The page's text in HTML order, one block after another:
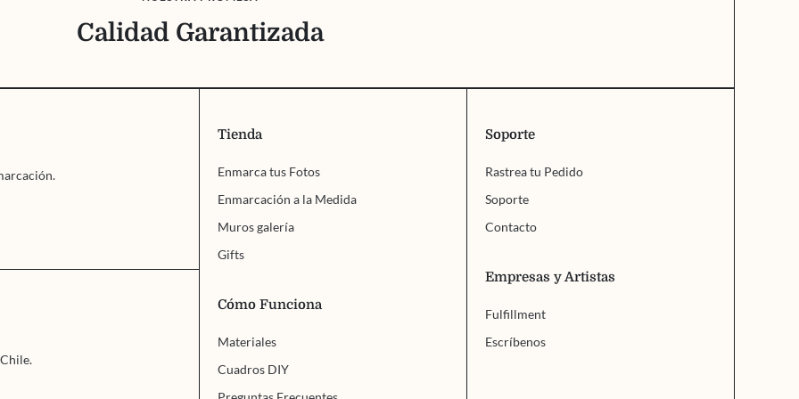
Calidad Garantizada
Tienda
Enmarca tus Fotos
Enmarcación a la Medida
Muros galería
Gifts
Cómo Funciona
Materiales
Cuadros DIY
Soporte
Rastrea tu Pedido
Soporte
Contacto
Empresas y Artistas
Fulfillment
Escríbenos